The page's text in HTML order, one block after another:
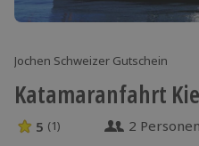
Jochen Schweizer Gutschein
Katamaranfahrt
5 Sterne von 5 aus 1
5 (1) 2 Personen